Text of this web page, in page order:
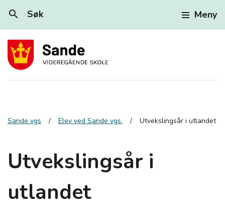
search Søk Meny
Sande vgs Elev ved Sande vgs. Utvekslingsår i utlandet
Utvekslingsår i
utlandet